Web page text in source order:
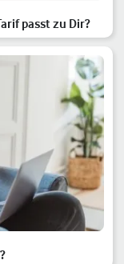
passt zu Dir?